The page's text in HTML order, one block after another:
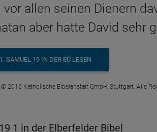
allen seinen Dienern
aber hatte David sehr
1. SAMUEL 19 IN DER EÜ LESEN
2016 Katholische Bibelanstalt GmbH, Stuttgart. Alle
1 in der Elberfelder Bibel